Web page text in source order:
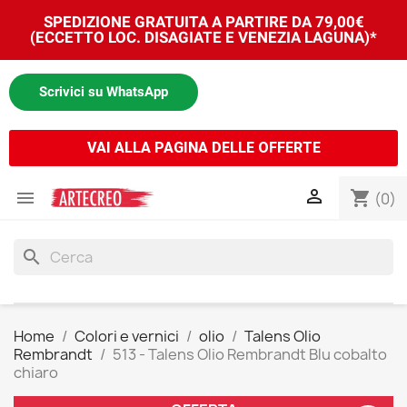
SPEDIZIONE GRATUITA A PARTIRE DA 79,00€
(ECCETTO LOC. DISAGIATE E VENEZIA LAGUNA)*
Scrivici su WhatsApp
VAI ALLA PAGINA DELLE OFFERTE
 shopping_cart (0)

search
Home Colori e vernici olio
Talens Olio
Rembrandt
513 - Talens Olio Rembrandt Blu cobalto
chiaro